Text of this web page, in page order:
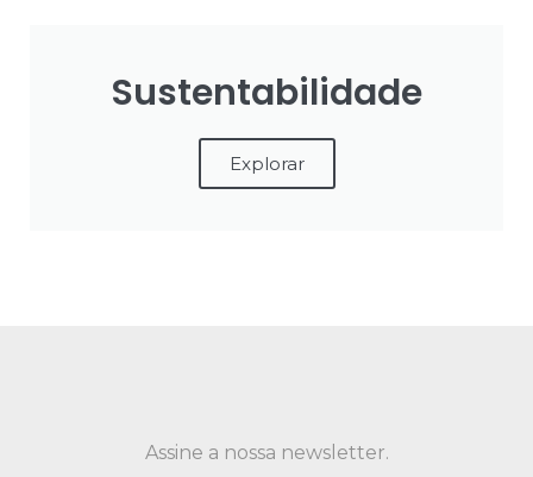
Sustentabilidade
Explorar
Assine a nossa newsletter.